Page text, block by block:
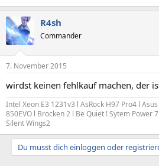
R4sh
Commander
7. November 2015
wirdst keinen fehlkauf machen, der
Intel Xeon E3 1231v3 l AsRock H97 Pro4 l
850EVO l Brocken 2 l Be Quiet ! Sytem Power
Silent Wings2
Du musst dich einloggen oder